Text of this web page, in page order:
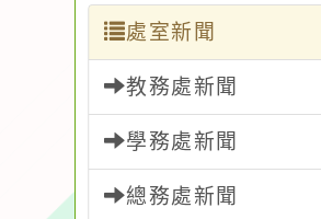
處室新聞
教務處新聞
學務處新聞
總務處新聞